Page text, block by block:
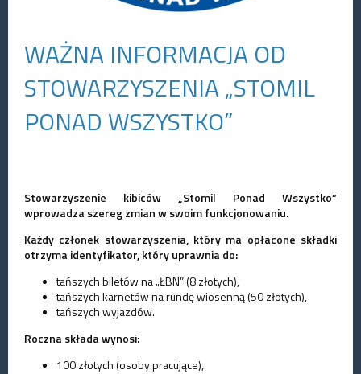
WAŻNA INFORMACJA OD
STOWARZYSZENIA „STOMIL
PONAD WSZYSTKO”
Stowarzyszenie kibiców „Stomil Ponad Wszystko”
wprowadza szereg zmian w swoim funkcjonowaniu.
Każdy członek stowarzyszenia, który ma opłacone składki
otrzyma identyfikator, który uprawnia do:
tańszych biletów na „ŁBN” (8 złotych),
tańszych karnetów na rundę wiosenną (50 złotych),
tańszych wyjazdów.
Roczna składa wynosi:
100 złotych (osoby pracujące),